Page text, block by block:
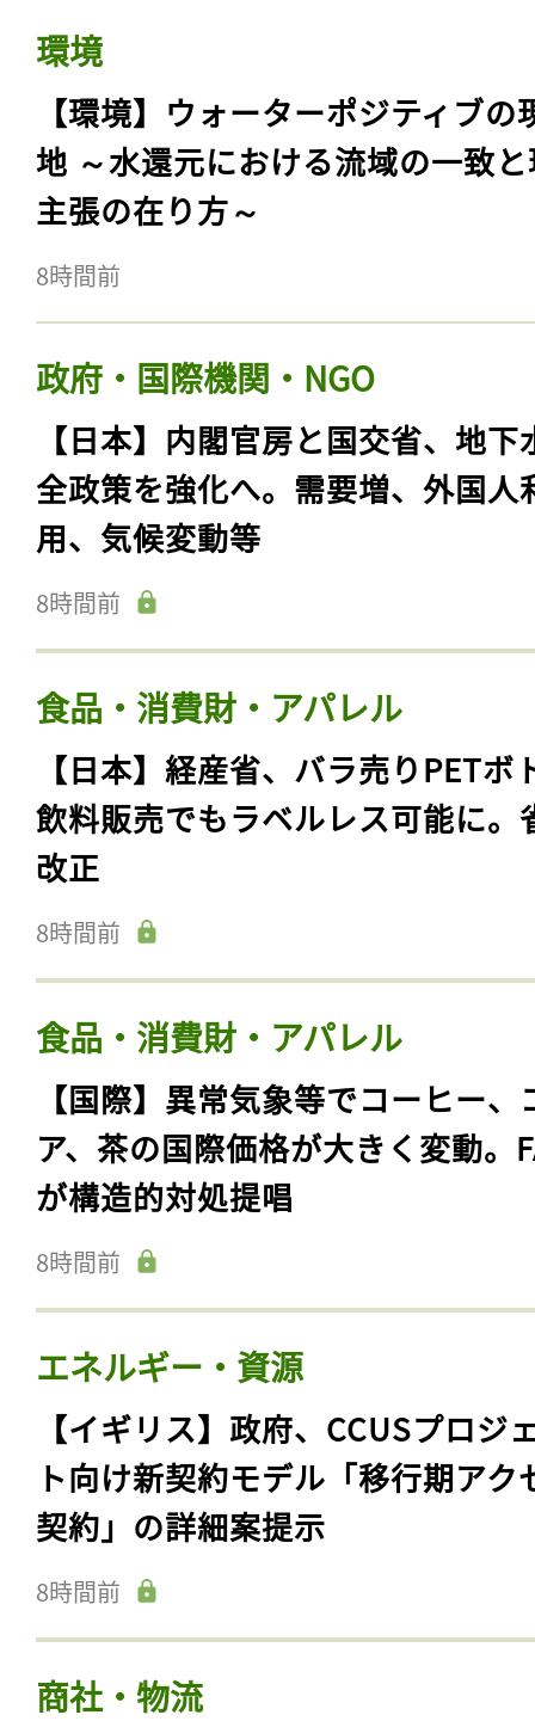
環境
【環境】ウォーターポジティブの
地 ～水還元における流域の一致
主張の在り方～
8時間前
政府・国際機関・NGO
【日本】内閣官房と国交省、地下
全政策を強化へ。需要増、外国人
用、気候変動等
8時間前
食品・消費財・アパレル
【日本】経産省、バラ売りPETボ
飲料販売でもラベルレス可能に。
改正
8時間前
食品・消費財・アパレル
【国際】異常気象等でコーヒー、
ア、茶の国際価格が大きく変動。
が構造的対処提唱
8時間前
エネルギー・資源
【イギリス】政府、CCUSプロジ
ト向け新契約モデル「移行期アク
契約」の詳細案提示
8時間前
商社・物流